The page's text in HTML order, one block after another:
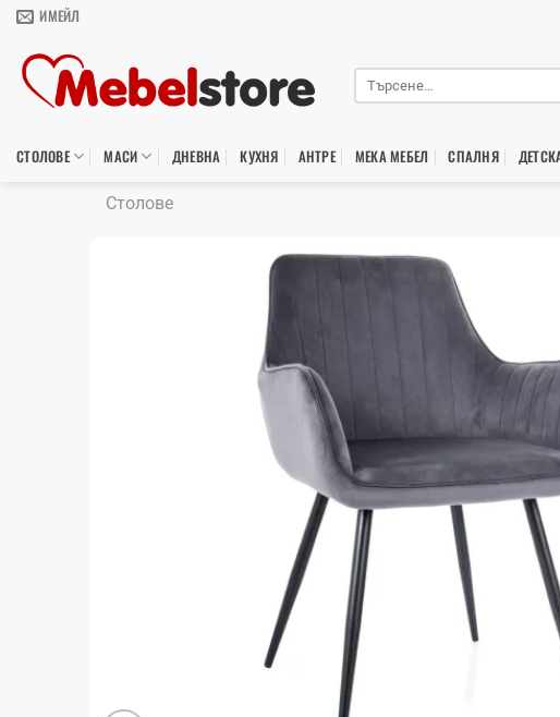
Skip
content
ИМЕЙЛ
СТОЛОВЕ МАСИ ДНЕВНА КУХНЯ АНТРЕ МЕКА МЕБЕЛ СПАЛНЯ
Столове